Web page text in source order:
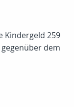
Kindergeld 259
dem